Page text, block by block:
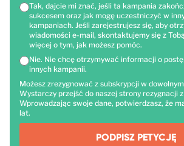
Tak, dajcie mi znać, jeśli ta kampania
sukcesem oraz jak mogę uczestniczyć w
kampaniach. Jeśli zarejestrujesz się, aby
wiadomości e-mail, skontaktujemy się z
więcej o tym, jak możesz pomóc.
Nie. Nie chcę otrzymywać informacji o
innych kampanii.
Możesz zrezygnować z subskrypcji w
Wystarczy przejść do naszej strony rezygnacji
Wprowadzając swoje dane, potwierdzasz, że
lat.
PODPISZ PETYCJĘ